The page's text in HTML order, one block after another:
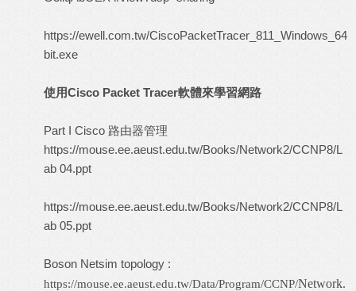
https://ewell.com.tw/CiscoPacketTracer_811_Windows_64
bit.exe
使用Cisco Packet Tracer軟體來學習網路
Part I Cisco 路由器管理
https://mouse.ee.aeust.edu.tw/Books/Network2/CCNP8/L
ab 04.ppt
https://mouse.ee.aeust.edu.tw/Books/Network2/CCNP8/L
ab 05.ppt
Boson Netsim topology :
https://mouse.ee.aeust.edu.tw/Data/Program/CCNP/Network.